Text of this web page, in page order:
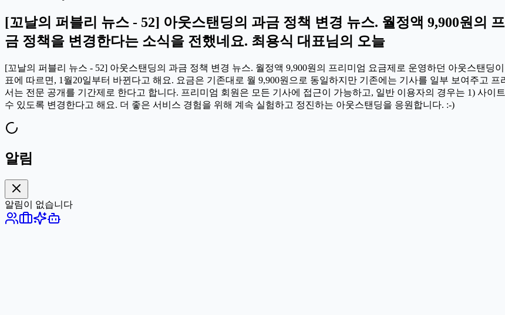
[꼬날의 퍼블리 뉴스 - 52] 아웃스탠딩의 과금 정책 변경 뉴스. 월정액 9,900원의
금 정책을 변경한다는 소식을 전했네요. 최용식 대표님의 오늘
[꼬날의 퍼블리 뉴스 - 52] 아웃스탠딩의 과금 정책 변경 뉴스. 월정액 9,900원의 프리미엄 요금제로 운영하던 아웃스탠딩
표에 따르면, 1월20일부터 바뀐다고 해요. 요금은 기존대로 월 9,900원으로 동일하지만 기존에는 기사를 일부 보여주고
서는 전문 공개를 기간제로 한다고 합니다. 프리미엄 회원은 모든 기사에 접근이 가능하고, 일반 이용자의 경우는 1) 사이
수 있도록 변경한다고 해요. 더 좋은 서비스 경험을 위해 계속 실험하고 정진하는 아웃스탠딩을 응원합니다. :-)
알림
알림이 없습니다